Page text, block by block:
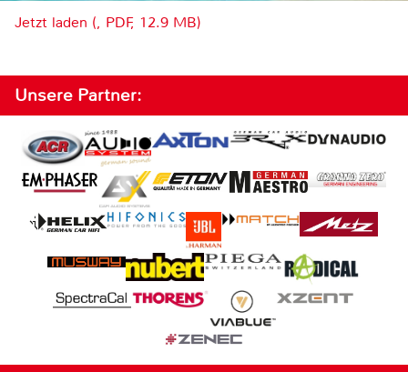
Jetzt laden (, PDF, 12.9 MB)
Unsere Partner: